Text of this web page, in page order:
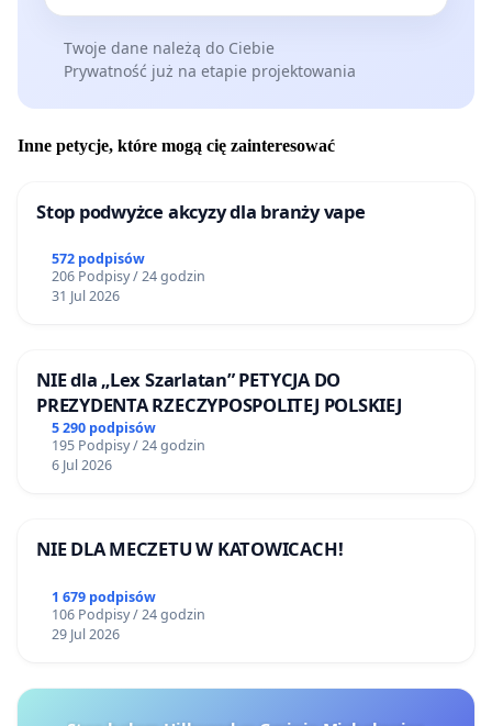
Twoje dane należą do Ciebie
Prywatność już na etapie projektowania
Inne petycje, które mogą cię zainteresować
Stop podwyżce akcyzy dla branży vape
572 podpisów
206 Podpisy / 24 godzin
31 Jul 2026
NIE dla „Lex Szarlatan” PETYCJA DO
PREZYDENTA RZECZYPOSPOLITEJ POLSKIEJ
5 290 podpisów
195 Podpisy / 24 godzin
6 Jul 2026
NIE DLA MECZETU W KATOWICACH!
1 679 podpisów
106 Podpisy / 24 godzin
29 Jul 2026